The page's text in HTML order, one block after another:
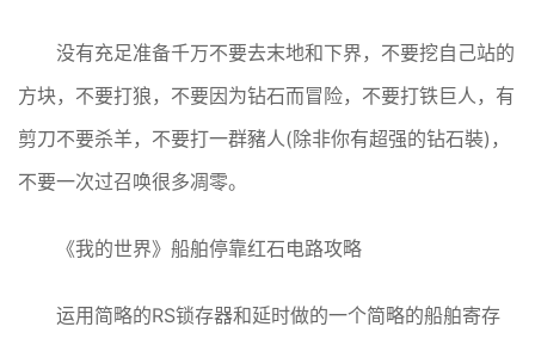
没有充足准备千万不要去末地和下界，不要挖自己站的
方块，不要打狼，不要因为钻石而冒险，不要打铁巨人，有
剪刀不要杀羊，不要打一群豬人(除非你有超强的钻石裝)，
不要一次过召唤很多凋零。
《我的世界》船舶停靠红石电路攻略
运用简略的RS锁存器和延时做的一个简略的船舶寄存